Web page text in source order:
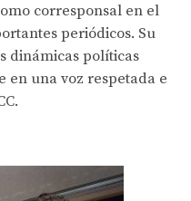
corresponsal en el
periódicos. Su
dinámicas políticas
en una voz respetada e